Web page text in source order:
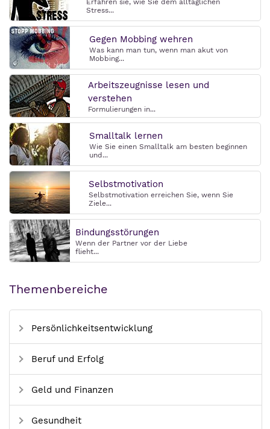
Erfahren sie, wie Sie dem alltäglichen
Stress...
Gegen Mobbing wehren
Was kann man tun, wenn man akut von
Mobbing...
Arbeitszeugnisse lesen und
verstehen
Formulierungen in...
Smalltalk lernen
Wie Sie einen Smalltalk am besten beginnen
und...
Selbstmotivation
Selbstmotivation erreichen Sie, wenn Sie
Ziele...
Bindungsstörungen
Wenn der Partner vor der Liebe
flieht...
Themenbereiche
Persönlichkeitsentwicklung
Beruf und Erfolg
Geld und Finanzen
Gesundheit